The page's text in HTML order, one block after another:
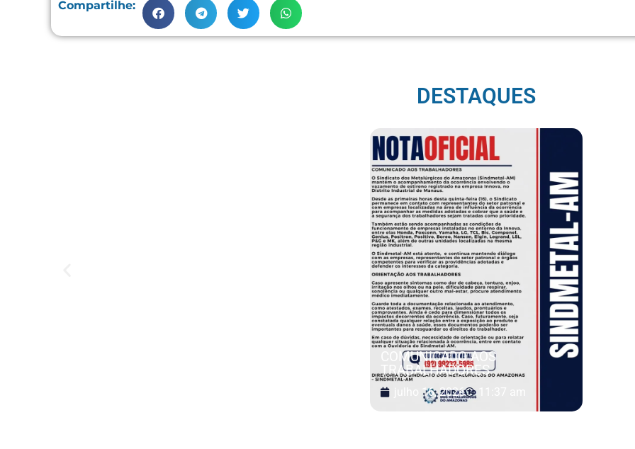
Compartilhe:
DESTAQUES
COMUNICADO AOS
TRABALHADORES
julho 16, 2026